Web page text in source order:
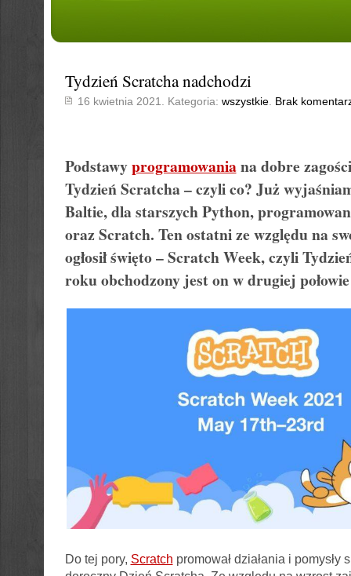
Tydzień Scratcha nadchodzi
16 kwietnia 2021. Kategoria: wszystkie. Brak
Podstawyprogramowaniana dobre
Tydzień Scratcha – czyli co? Już
Baltie, dla starszych Python,
oraz Scratch. Ten ostatni ze względu na
ogłosił święto – Scratch Week, czyli
roku obchodzony jest on w drugiej
Do tej pory, Scratch promował działania i pomysły